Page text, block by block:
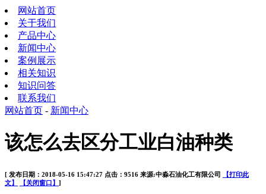
网站首页
关于我们
产品中心
新闻中心
案例展示
相关知识
知识问答
联系我们
网站首页 - 新闻中心
该怎么去区分工业白油种类
[ 发布日期：2018-05-16 15:47:27 点击：9516 来源:中淼石油化工有限公司
【打印此
文】
【关闭窗口】 ]